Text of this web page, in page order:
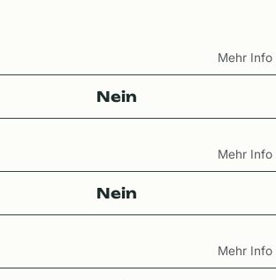
Mehr Info
Nein
Mehr Info
Nein
Mehr Info